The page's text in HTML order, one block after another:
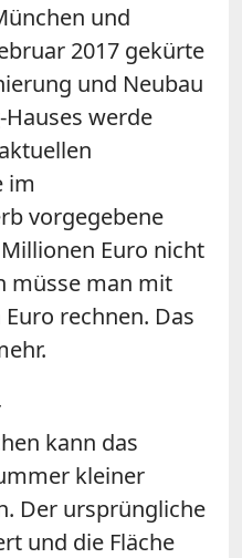
und
2017 gekürte
und Neubau
-Hauses werde
im
vorgegebene
Euro nicht
müsse man mit
rechnen. Das
kann das
kleiner
Der ursprüngliche
und die Fläche